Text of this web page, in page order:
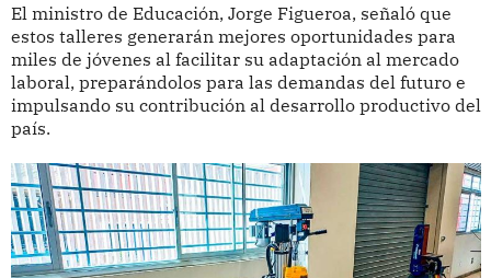
El ministro de Educación, Jorge Figueroa, señaló que
estos talleres generarán mejores oportunidades para
miles de jóvenes al facilitar su adaptación al mercado
laboral, preparándolos para las demandas del futuro e
impulsando su contribución al desarrollo productivo del
país.